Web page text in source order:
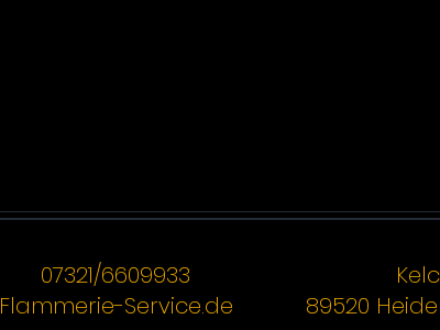
07321/6609933
Flammerie-Service.de
89520